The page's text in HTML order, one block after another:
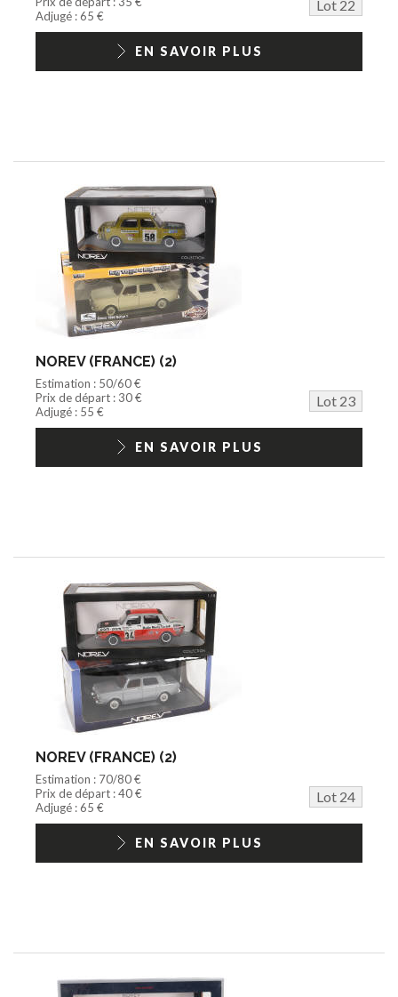
Lot 22
Adjugé : 65 €
EN SAVOIR PLUS
NOREV (FRANCE) (2)
Estimation : 50/60 €
Prix de départ : 30 €
Lot 23
Adjugé : 55 €
EN SAVOIR PLUS
NOREV (FRANCE) (2)
Estimation : 70/80 €
Prix de départ : 40 €
Lot 24
Adjugé : 65 €
EN SAVOIR PLUS